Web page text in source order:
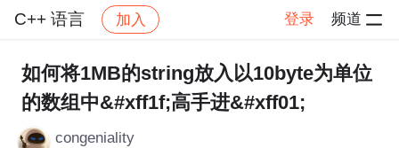
C++ 语言 加入 登录 频道
社区 C++ 语言 帖子详情
如何将1MB的string放入以10byte为单位
的数组中&#xff1f;高手进&#xff01;
congeniality